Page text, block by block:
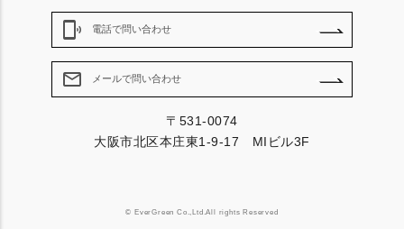
phonelink_ring 電話で問い合わせ
mail_outline メールで問い合わせ
〒531-0074
大阪市北区本庄東1-9-17 MIビル3F
© EverGreen Co.,Ltd.All rights Reserved